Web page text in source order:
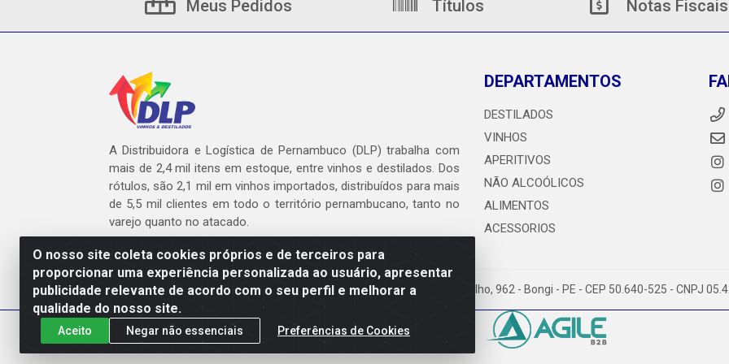
O nosso site coleta cookies próprios e de terceiros para
proporcionar uma experiência personalizada ao usuário, apresentar
publicidade relevante de acordo com o seu perfil e melhorar a
qualidade do nosso site.
Aceito Negar não essenciais Preferências de Cookies
Meus Pedidos Títulos Notas Fiscais
A Distribuidora e Logística de Pernambuco (DLP) trabalha com
mais de 2,4 mil itens em estoque, entre vinhos e destilados. Dos
rótulos, são 2,1 mil em vinhos importados, distribuídos para mais
de 5,5 mil clientes em todo o território pernambucano, tanto no
varejo quanto no atacado.
DEPARTAMENTOS
DESTILADOS
VINHOS
APERITIVOS
NÃO ALCOÓLICOS
ALIMENTOS
ACESSORIOS
DLP - AV. Engenheiro Abdias de Carvalho, 962 - Bongi - PE - CEP 50.640-525 - CNPJ